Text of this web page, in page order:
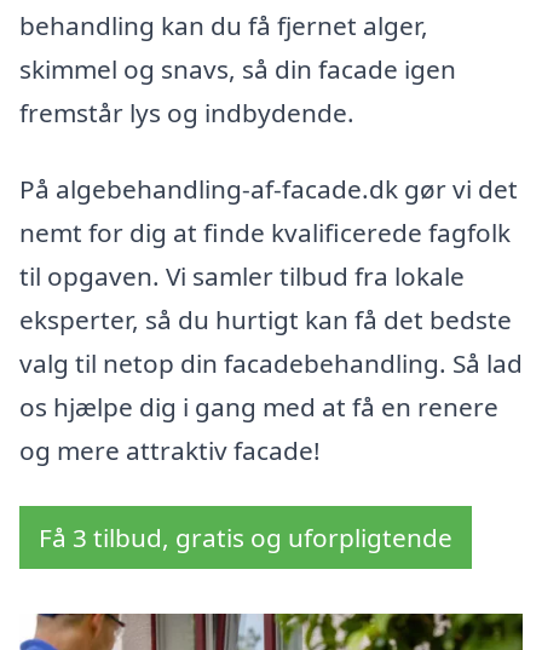
behandling kan du få fjernet alger,
skimmel og snavs, så din facade igen
fremstår lys og indbydende.
På algebehandling-af-facade.dk gør vi det
nemt for dig at finde kvalificerede fagfolk
til opgaven. Vi samler tilbud fra lokale
eksperter, så du hurtigt kan få det bedste
valg til netop din facadebehandling. Så lad
os hjælpe dig i gang med at få en renere
og mere attraktiv facade!
Få 3 tilbud, gratis og uforpligtende